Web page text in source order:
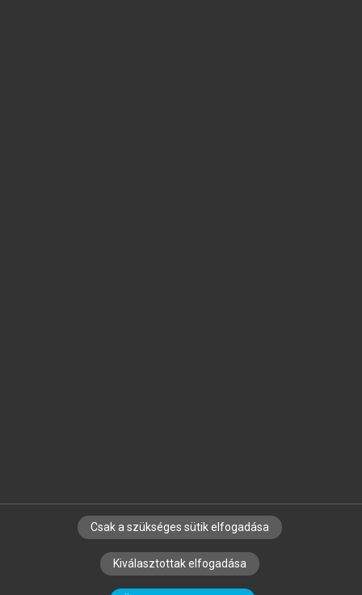
SZERZŐKNEK CÉGEKNEK KÖNYVTÁROSOKNAK
SZERKESZTÉSI ÉS LEKTORÁLÁSI ALAPELVEK
Csak a szükséges sütik elfogadása
Kiválasztottak elfogadása